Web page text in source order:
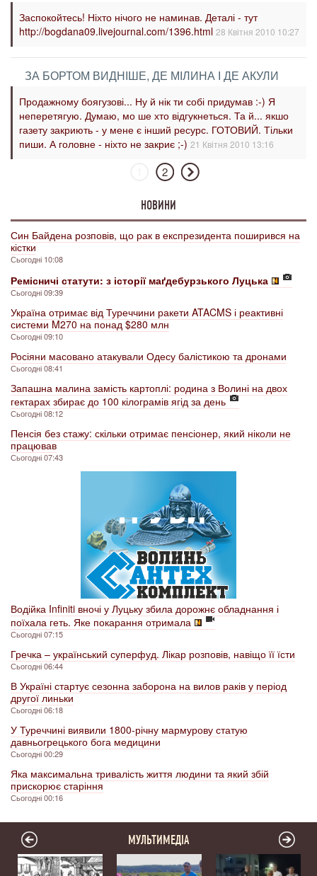
Заспокойтесь! Ніхто нічого не наминав. Деталі - тут
http://bogdana09.livejournal.com/1396.html 28 Квітня 2010 10:27
ЗА БОРТОМ ВИДНІШЕ, ДЕ МІЛИНА І ДЕ АКУЛИ
Продажному боягузові... Ну й нік ти собі придумав :-) Я
неперетягую. Думаю, мо ше хто відгукнеться. Та й... якшо
газету закриють - у мене є інший ресурс. ГОТОВИЙ. Тільки
пиши. А головне - ніхто не закриє ;-) 21 Квітня 2010 13:16
2
НОВИНИ
Син Байдена розповів, що рак в експрезидента поширився на
кістки
Сьогодні 10:08
Ремісничі статути: з історії маґдебурзького Луцька
Сьогодні 09:39
Україна отримає від Туреччини ракети ATACMS і реактивні
системи M270 на понад $280 млн
Сьогодні 09:10
Росіяни масовано атакували Одесу балістикою та дронами
Сьогодні 08:41
Запашна малина замість картоплі: родина з Волині на двох
гектарах збирає до 100 кілограмів ягід за день
Сьогодні 08:12
Пенсія без стажу: скільки отримає пенсіонер, який ніколи не
працював
Сьогодні 07:43
Водійка Infiniti вночі у Луцьку збила дорожнє обладнання і
поїхала геть. Яке покарання отримала
Сьогодні 07:15
Гречка – український суперфуд. Лікар розповів, навіщо її їсти
Сьогодні 06:44
В Україні стартує сезонна заборона на вилов раків у період
другої линьки
Сьогодні 06:18
У Туреччині виявили 1800-річну мармурову статую
давньогрецького бога медицини
Сьогодні 00:29
Яка максимальна тривалість життя людини та який збій
прискорює старіння
Сьогодні 00:16
МУЛЬТИМЕДІА